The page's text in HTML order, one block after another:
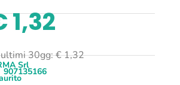
1,32
ultimi 30gg:€1,32
Srl
907135166